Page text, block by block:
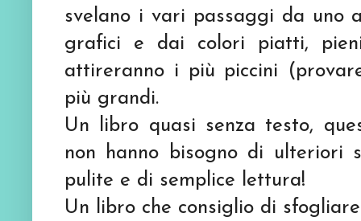
svelano i vari passaggi da uno
grafici e dai colori piatti,
attireranno i più piccini
più grandi.
Un libro quasi senza testo,
non hanno bisogno di ulteriori
pulite e di semplice lettura!
Un libro che consiglio di